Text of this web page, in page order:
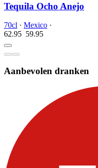
Tequila Ocho Anejo
70cl · Mexico ·
62.95 59.95
Aanbevolen dranken